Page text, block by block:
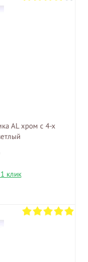
AL хром с 4-х
клик